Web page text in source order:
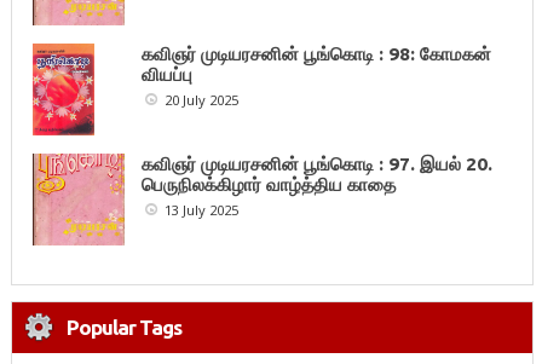
கவிஞர் முடியரசனின் பூங்கொடி : 98: கோமகன்
வியப்பு
20 July 2025
கவிஞர் முடியரசனின் பூங்கொடி : 97. இயல் 20.
பெருநிலக்கிழார் வாழ்த்திய காதை
13 July 2025
Popular Tags